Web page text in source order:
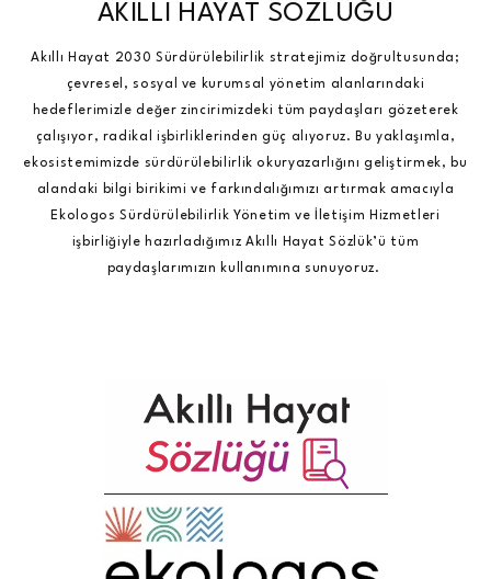
AKILLI HAYAT SÖZLÜĞÜ
Akıllı Hayat 2030 Sürdürülebilirlik stratejimiz doğrultusunda;
çevresel, sosyal ve kurumsal yönetim alanlarındaki
hedeflerimizle değer zincirimizdeki tüm paydaşları gözeterek
çalışıyor, radikal işbirliklerinden güç alıyoruz. Bu yaklaşımla,
ekosistemimizde sürdürülebilirlik okuryazarlığını geliştirmek, bu
alandaki bilgi birikimi ve farkındalığımızı artırmak amacıyla
Ekologos Sürdürülebilirlik Yönetim ve İletişim Hizmetleri
işbirliğiyle hazırladığımız Akıllı Hayat Sözlük’ü tüm
paydaşlarımızın kullanımına sunuyoruz.